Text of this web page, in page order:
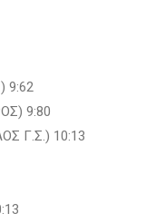
9:62
9:80
Γ.Σ.) 10:13